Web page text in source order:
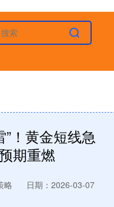
！黄金短线急
期重燃
略
日期：2026-03-07